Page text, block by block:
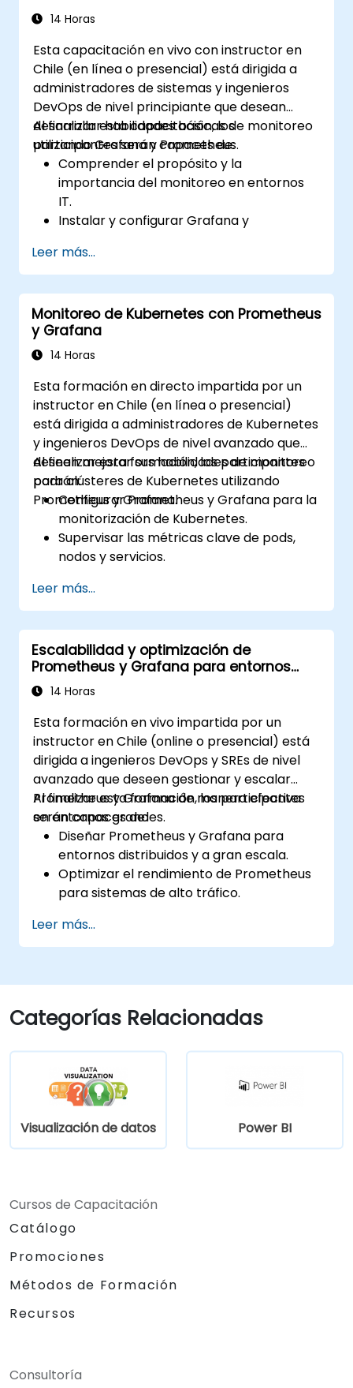
14 Horas
Esta capacitación en vivo con instructor en
Chile (en línea o presencial) está dirigida a
administradores de sistemas y ingenieros
DevOps de nivel principiante que desean
desarrollar habilidades básicas de monitoreo
utilizando Grafana y Prometheus.
Al finalizar esta capacitación, los
participantes serán capaces de:
Comprender el propósito y la
importancia del monitoreo en entornos
IT.
Instalar y configurar Grafana y
monitoreo.
Crear paneles simples y alertas para
visualizar el rendimiento del sistema.
Aplicar mejores prácticas para
monitorear la disponibilidad y el
rendimiento del sistema.
Leer más...
Monitoreo de Kubernetes con Prometheus
y Grafana
14 Horas
Esta formación en directo impartida por un
instructor en Chile (en línea o presencial)
está dirigida a administradores de Kubernetes
y ingenieros DevOps de nivel avanzado que
deseen mejorar sus habilidades de monitoreo
para clústeres de Kubernetes utilizando
Prometheus y Grafana.
Al finalizar esta formación, los participantes
podrán:
Configurar Prometheus y Grafana para la
monitorización de Kubernetes.
Supervisar las métricas clave de pods,
nodos y servicios.
el estado y el rendimiento del clúster.
Implementar estrategias de alertas para
la resolución proactiva de problemas.
Aplicar las mejores prácticas para
escalar soluciones de monitoreo en
entornos de Kubernetes.
Leer más...
Escalabilidad y optimización de
Prometheus y Grafana para entornos
grandes
14 Horas
Esta formación en vivo impartida por un
instructor en Chile (online o presencial) está
dirigida a ingenieros DevOps y SREs de nivel
avanzado que deseen gestionar y escalar
Prometheus y Grafana de manera efectiva
en entornos grandes.
Al finalizar esta formación, los participantes
serán capaces de:
Diseñar Prometheus y Grafana para
entornos distribuidos y a gran escala.
Optimizar el rendimiento de Prometheus
para sistemas de alto tráfico.
grandes conjuntos de datos y
visualizaciones complejas.
solución de problemas y escalabilidad.
Leer más...
Categorías Relacionadas
Visualización de datos Power BI
Cursos de Capacitación
Catálogo
Promociones
Métodos de Formación
Recursos
Consultoría